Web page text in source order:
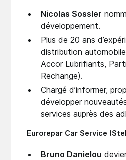
Nicolas Sossler
développement.
Plus de 20 ans
distribution
Accor Lubrifiants,
Rechange).
Chargé d’informer,
développer
services auprès des
Eurorepar Car Service
Bruno Danielou